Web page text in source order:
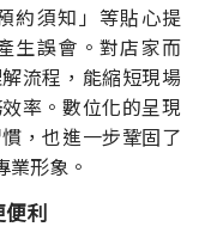
約須知」等貼心提
生誤會。對店家而
流程，能縮短現場
率。數位化的呈現
，也進一步鞏固了
形象。
便利